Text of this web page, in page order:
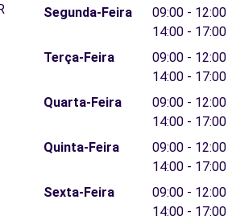
Segunda-Feira
09:00 - 12:00
14:00 - 17:00
Terça-Feira
09:00 - 12:00
14:00 - 17:00
Quarta-Feira
09:00 - 12:00
14:00 - 17:00
Quinta-Feira
09:00 - 12:00
14:00 - 17:00
Sexta-Feira
09:00 - 12:00
14:00 - 17:00